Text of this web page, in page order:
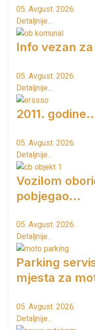
05. Avgust. 2026.
Detaljnije...
Info vezan
05. Avgust. 2026.
Detaljnije...
2011.
05. Avgust. 2026.
Detaljnije...
Vozilom
pobjegao...
05. Avgust. 2026.
Detaljnije...
Parking
mjesta za
05. Avgust. 2026.
Detaljnije...